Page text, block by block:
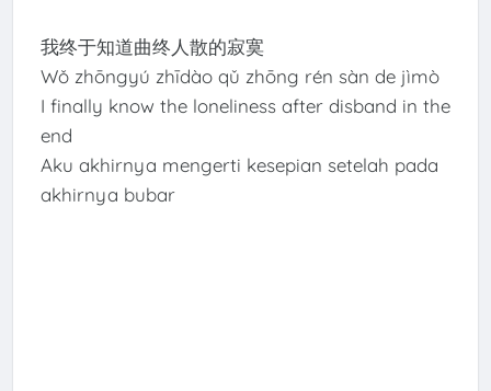
我终于知道曲终人散的寂寞
Wǒ zhōngyú zhīdào qǔ zhōng rén sàn de jìmò
I finally know the loneliness after disband in the
end
Aku akhirnya mengerti kesepian setelah pada
akhirnya bubar